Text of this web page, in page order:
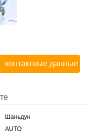
контактные данные
Шаньдун
AUTO